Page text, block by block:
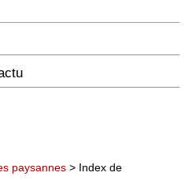
paysannes > Index de